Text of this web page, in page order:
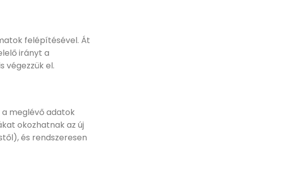
felépítésével. Át
irányt a
végezzük el.
meglévő adatok
okozhatnak az új
és rendszeresen